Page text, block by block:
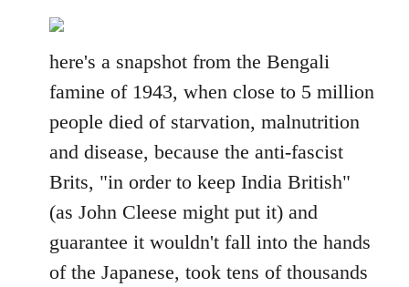
here's a snapshot from the Bengali
famine of 1943, when close to 5 million
people died of starvation, malnutrition
and disease, because the anti-fascist
Brits, "in order to keep India British"
(as John Cleese might put it) and
guarantee it wouldn't fall into the hands
of the Japanese, took tens of thousands